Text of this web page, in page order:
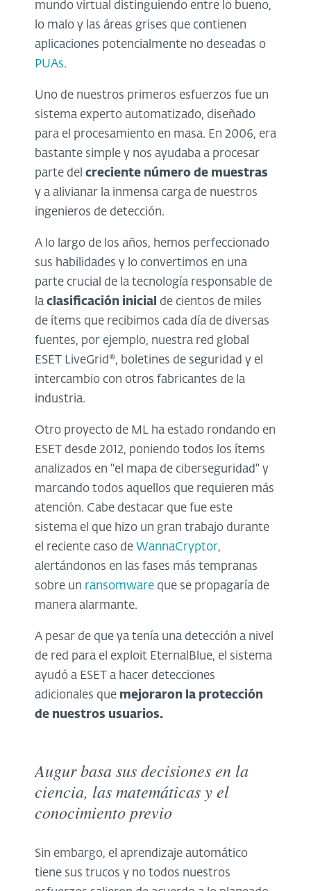
mundo virtual distinguiendo entre lo bueno,
lo malo y las áreas grises que contienen
aplicaciones potencialmente no deseadas o
PUAs.
Uno de nuestros primeros esfuerzos fue un
sistema experto automatizado, diseñado
para el procesamiento en masa. En 2006, era
bastante simple y nos ayudaba a procesar
parte del creciente número de muestras
y a alivianar la inmensa carga de nuestros
ingenieros de detección.
A lo largo de los años, hemos perfeccionado
sus habilidades y lo convertimos en una
parte crucial de la tecnología responsable de
la clasificación inicial de cientos de miles
de ítems que recibimos cada día de diversas
fuentes, por ejemplo, nuestra red global
ESET LiveGrid®, boletines de seguridad y el
intercambio con otros fabricantes de la
industria.
Otro proyecto de ML ha estado rondando en
ESET desde 2012, poniendo todos los ítems
analizados en "el mapa de ciberseguridad" y
marcando todos aquellos que requieren más
atención. Cabe destacar que fue este
sistema el que hizo un gran trabajo durante
el reciente caso de WannaCryptor,
alertándonos en las fases más tempranas
sobre un ransomware que se propagaría de
manera alarmante.
A pesar de que ya tenía una detección a nivel
de red para el exploit EternalBlue, el sistema
ayudó a ESET a hacer detecciones
adicionales que mejoraron la protección
de nuestros usuarios.
Augur basa sus decisiones en la
ciencia, las matemáticas y el
conocimiento previo
Sin embargo, el aprendizaje automático
tiene sus trucos y no todos nuestros